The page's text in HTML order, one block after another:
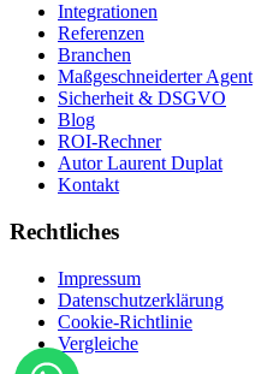
Integrationen
Referenzen
Branchen
Maßgeschneiderter Agent
Sicherheit & DSGVO
Blog
ROI-Rechner
Autor Laurent Duplat
Kontakt
Rechtliches
Impressum
Datenschutzerklärung
Cookie-Richtlinie
Vergleiche